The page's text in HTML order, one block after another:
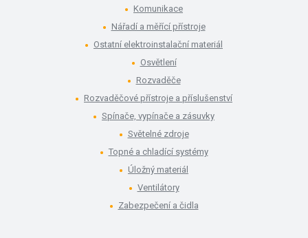
Komunikace
Nářadí a měřící přístroje
Ostatní elektroinstalační materiál
Osvětlení
Rozvaděče
Rozvaděčové přístroje a příslušenství
Spínače, vypínače a zásuvky
Světelné zdroje
Topné a chladící systémy
Úložný materiál
Ventilátory
Zabezpečení a čidla